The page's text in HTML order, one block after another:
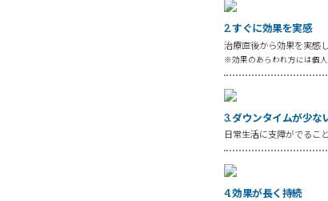
2. すぐに効果を実感
治療直後から効果を実感し
※効果のあらわれ方には個人
3. ダウンタイムが少な
日常生活に支障がでるこ
4. 効果が長く持続